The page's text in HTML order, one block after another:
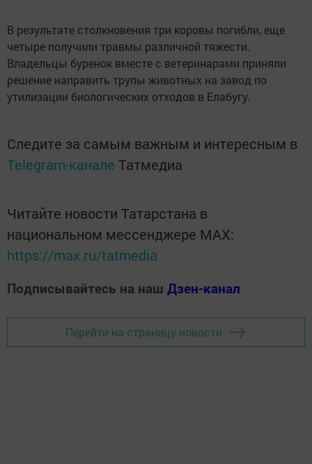
В результате столкновения три коровы погибли, еще
четыре получили травмы различной тяжести.
Владельцы буренок вместе с ветеринарами приняли
решение направить трупы животных на завод по
утилизации биологических отходов в Елабугу.
Следите за самым важным и интересным в
Telegram-канале Татмедиа
Читайте новости Татарстана в
национальном мессенджере MАХ:
https://max.ru/tatmedia
Подписывайтесь на наш Дзен-канал
Перейти на страницу новости